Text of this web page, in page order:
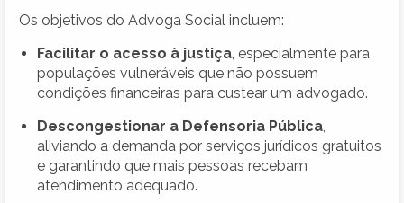
Os objetivos do Advoga Social incluem:
Facilitar o acesso à justiça , especialmente para
populações vulneráveis que não possuem
condições financeiras para custear um advogado.
Descongestionar a Defensoria Pública
aliviando a demanda por serviços jurídicos gratuitos
e garantindo que mais pessoas recebam
atendimento adequado.